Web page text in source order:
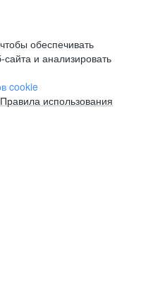
обеспечивать
и анализировать
cookie
Правила использования